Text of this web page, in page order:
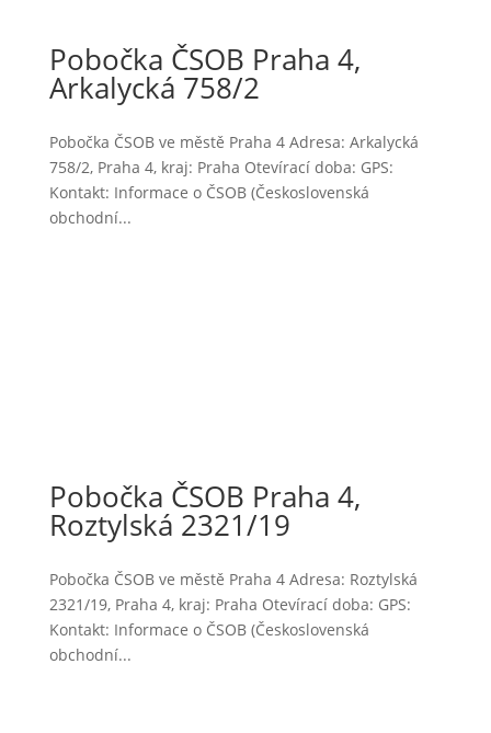
Pobočka ČSOB Praha 4,
Arkalycká 758/2
Pobočka ČSOB ve městě Praha 4 Adresa: Arkalycká
758/2, Praha 4, kraj: Praha Otevírací doba: GPS:
Kontakt: Informace o ČSOB (Československá
obchodní...
Pobočka ČSOB Praha 4,
Roztylská 2321/19
Pobočka ČSOB ve městě Praha 4 Adresa: Roztylská
2321/19, Praha 4, kraj: Praha Otevírací doba: GPS:
Kontakt: Informace o ČSOB (Československá
obchodní...